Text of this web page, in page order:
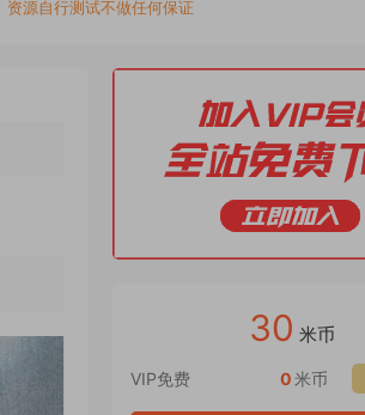
源自行测试不做任何保证
30 米币
VIP免费 0米币